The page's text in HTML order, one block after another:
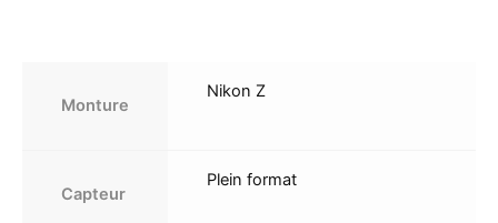
Monture
Nikon Z
Capteur
Plein format